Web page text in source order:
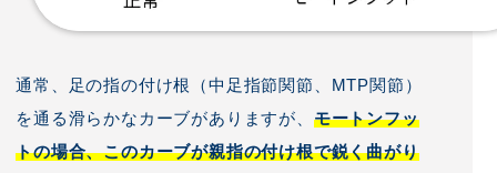
通常、足の指の付け根（中足指節関節、MTP関節）
を通る滑らかなカーブがありますが、 モートンフッ
トの場合、このカーブが親指の付け根で鋭く曲がり